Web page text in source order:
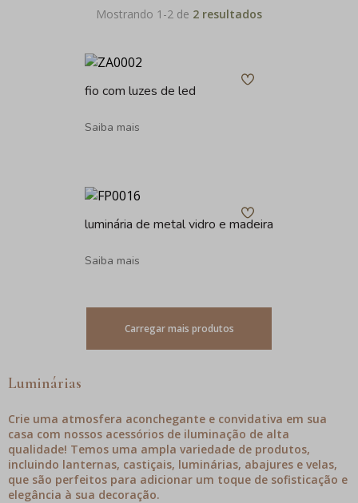
Mostrando 1-2 de 2 resultados
fio com luzes de led
Saiba mais
luminária de metal vidro e madeira
Saiba mais
Carregar mais produtos
Luminárias
Crie uma atmosfera aconchegante e convidativa em sua
casa com nossos acessórios de iluminação de alta
qualidade! Temos uma ampla variedade de produtos,
incluindo lanternas, castiçais, luminárias, abajures e velas,
que são perfeitos para adicionar um toque de sofisticação e
elegância à sua decoração.